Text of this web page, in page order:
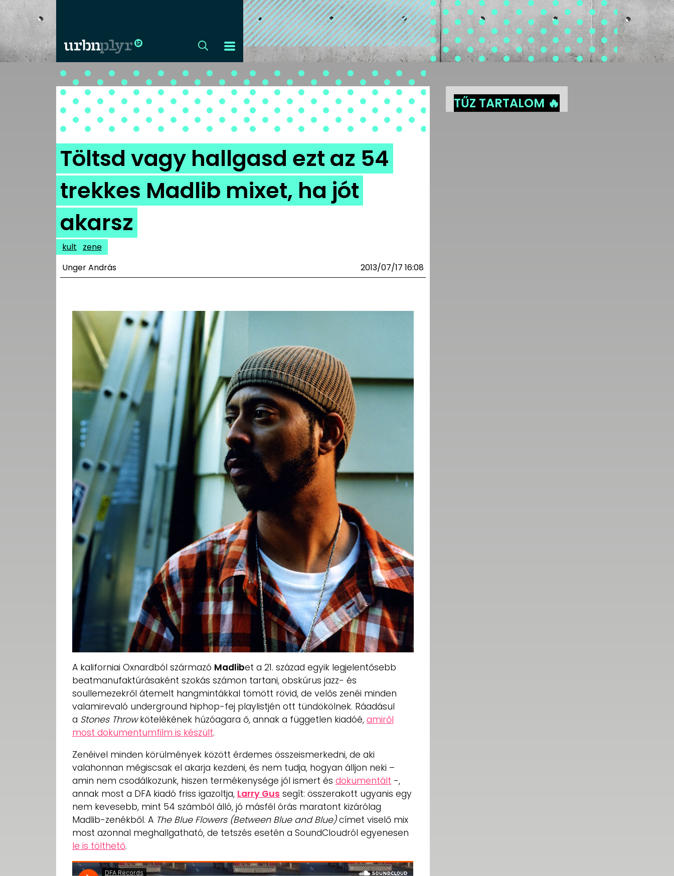
CÍMLAP
DIZÁJN
DIVAT
HIP
KULT
MÉDIAAJÁNLAT
TÁJÉKOZTATÓ
Töltsd vagy hallgasd ezt az 54
trekkes Madlib mixet, ha jót
akarsz
kult
zene
Unger András
2013/07/17 16:08
A kaliforniai Oxnardból származó Madlibet a 21. század egyik legjelentősebb
beatmanufaktúrásaként szokás számon tartani, obskúrus jazz- és
soullemezekről átemelt hangmintákkal tömött rövid, de velős zenéi minden
valamirevaló underground hiphop-fej playlistjén ott tündökölnek. Ráadásul
a Stones Throwkötelékének húzóagara ő, annak a független kiadóé, amiről
most dokumentumfilm is készült.
Zenéivel minden körülmények között érdemes összeismerkedni, de aki
valahonnan mégiscsak el akarja kezdeni, és nem tudja, hogyan álljon neki –
amin nem csodálkozunk, hiszen termékenysége jól ismert és dokumentált -,
annak most a DFA kiadó friss igazoltja, Larry Gus segít: összerakott ugyanis egy
nem kevesebb, mint 54 számból álló, jó másfél órás maratont kizárólag
Madlib-zenékből. A The Blue Flowers (Between Blue and Blue)címet viselő mix
most azonnal meghallgatható, de tetszés esetén a SoundCloudról egyenesen
le is tölthető.
TŰZ TARTALOM 🔥